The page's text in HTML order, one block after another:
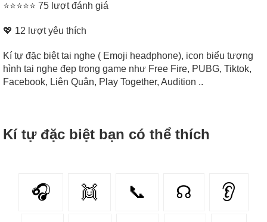
⭐⭐⭐⭐⭐ 75 lượt đánh giá
💖 12 lượt yêu thích
Kí tự đặc biệt tai nghe ( Emoji headphone), icon biểu tượng
hình tai nghe đẹp trong game như Free Fire, PUBG, Tiktok,
Facebook, Liên Quân, Play Together, Audition ..
Kí tự đặc biệt bạn có thể thích
🎧 👯‍ 📞 ☊ 👂